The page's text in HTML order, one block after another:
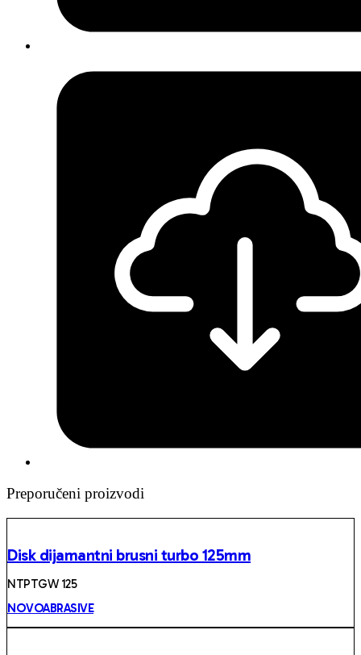
Preporučeni proizvodi
Disk dijamantni brusni turbo 125mm
NTPTGW 125
NOVOABRASIVE